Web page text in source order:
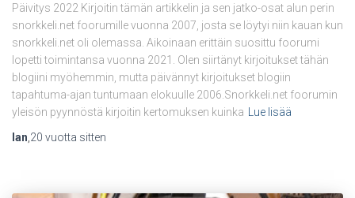
Päivitys 2022 Kirjoitin tämän artikkelin ja sen jatko-osat alun perin
snorkkeli.net foorumille vuonna 2007, josta se löytyi niin kauan kun
snorkkeli.net oli olemassa. Aikoinaan erittäin suosittu foorumi
lopetti toimintansa vuonna 2021. Olen siirtänyt kirjoitukset tähän
blogiini myöhemmin, mutta päivännyt kirjoitukset blogiin
tapahtuma-ajan tuntumaan elokuulle 2006.Snorkkeli.net foorumin
yleisön pyynnöstä kirjoitin kertomuksen kuinka
Lue lisää
Ian 20 vuotta sitten